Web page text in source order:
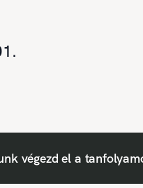
végezd el a